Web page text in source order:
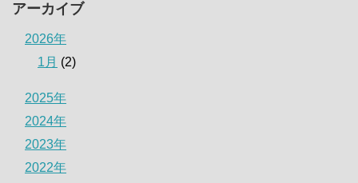
アーカイブ
2026年
1月 (2)
2025年
2024年
2023年
2022年